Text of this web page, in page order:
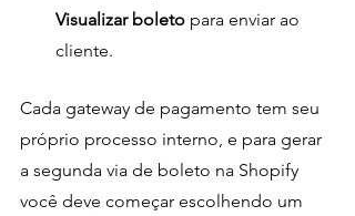
Visualizar boleto para enviar ao
cliente.
Cada gateway de pagamento tem seu
próprio processo interno, e para gerar
a segunda via de boleto na Shopify
você deve começar escolhendo um